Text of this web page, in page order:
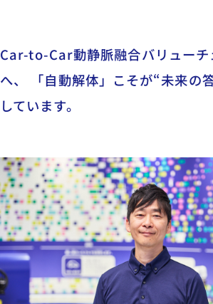
Car-to-Car動静脈融合バリューチ
へ、 「自動解体」こそが“未来の
しています。